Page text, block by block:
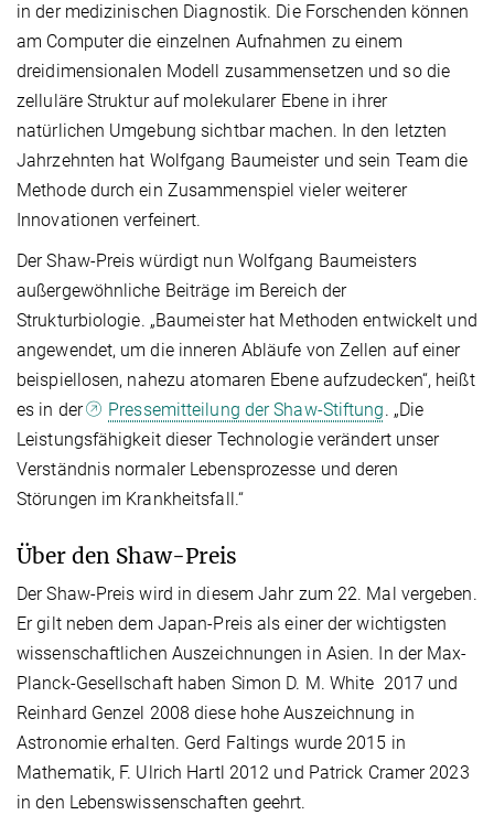
in der medizinischen Diagnostik. Die Forschenden können
am Computer die einzelnen Aufnahmen zu einem
dreidimensionalen Modell zusammensetzen und so die
zelluläre Struktur auf molekularer Ebene in ihrer
natürlichen Umgebung sichtbar machen. In den letzten
Jahrzehnten hat Wolfgang Baumeister und sein Team die
Methode durch ein Zusammenspiel vieler weiterer
Innovationen verfeinert.
Der Shaw-Preis würdigt nun Wolfgang Baumeisters
außergewöhnliche Beiträge im Bereich der
Strukturbiologie. „Baumeister hat Methoden entwickelt und
angewendet, um die inneren Abläufe von Zellen auf einer
beispiellosen, nahezu atomaren Ebene aufzudecken“, heißt
es in der
Pressemitteilung der Shaw-Stiftung. „Die
Leistungsfähigkeit dieser Technologie verändert unser
Verständnis normaler Lebensprozesse und deren
Störungen im Krankheitsfall.“
Über den Shaw-Preis
Der Shaw-Preis wird in diesem Jahr zum 22. Mal vergeben.
Er gilt neben dem Japan-Preis als einer der wichtigsten
wissenschaftlichen Auszeichnungen in Asien. In der Max-
Planck-Gesellschaft haben Simon D. M. White 2017 und
Reinhard Genzel 2008 diese hohe Auszeichnung in
Astronomie erhalten. Gerd Faltings wurde 2015 in
Mathematik, F. Ulrich Hartl 2012 und Patrick Cramer 2023
in den Lebenswissenschaften geehrt.